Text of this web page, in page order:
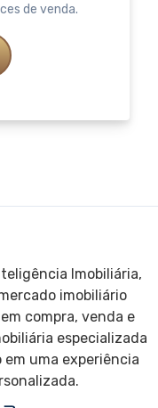
de venda.
Imobiliária,
imobiliário
compra, venda e
especializada
uma experiência